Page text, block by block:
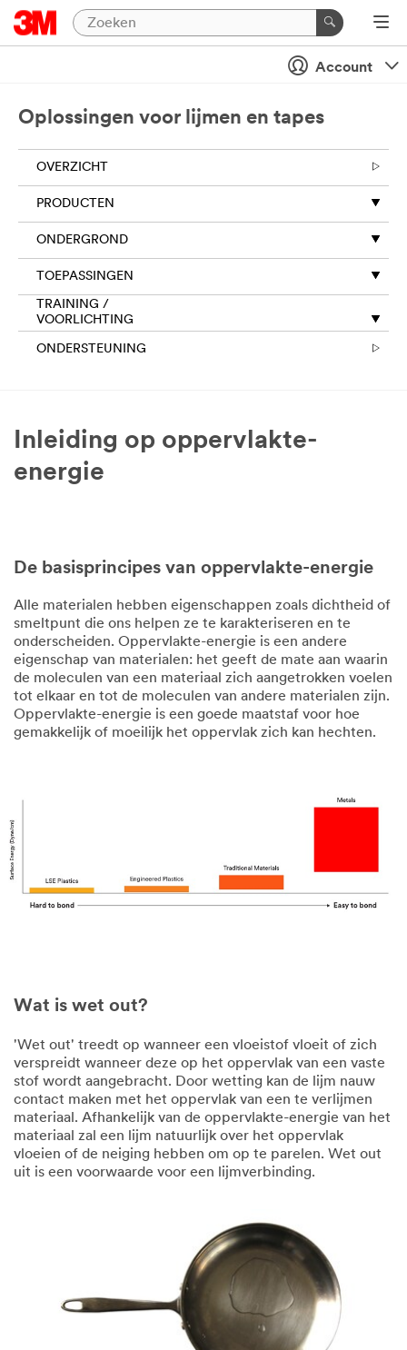
Account
Oplossingen voor lijmen en tapes
OVERZICHT
PRODUCTEN
ONDERGROND
TOEPASSINGEN
TRAINING /
VOORLICHTING
ONDERSTEUNING
Inleiding op oppervlakte-
energie
De basisprincipes van oppervlakte-energie
Alle materialen hebben eigenschappen zoals dichtheid of
smeltpunt die ons helpen ze te karakteriseren en te
onderscheiden. Oppervlakte-energie is een andere
eigenschap van materialen: het geeft de mate aan waarin
de moleculen van een materiaal zich aangetrokken voelen
tot elkaar en tot de moleculen van andere materialen zijn.
Oppervlakte-energie is een goede maatstaf voor hoe
gemakkelijk of moeilijk het oppervlak zich kan hechten.
Wat is wet out?
'Wet out' treedt op wanneer een vloeistof vloeit of zich
verspreidt wanneer deze op het oppervlak van een vaste
stof wordt aangebracht. Door wetting kan de lijm nauw
contact maken met het oppervlak van een te verlijmen
materiaal. Afhankelijk van de oppervlakte-energie van het
materiaal zal een lijm natuurlijk over het oppervlak
vloeien of de neiging hebben om op te parelen. Wet out
uit is een voorwaarde voor een lijmverbinding.